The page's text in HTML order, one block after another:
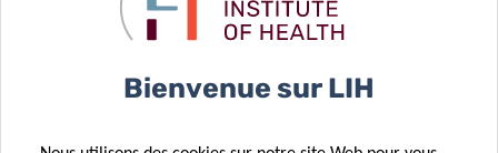
ARNAUD
D’AGOSTINI
Bienvenue sur LIH